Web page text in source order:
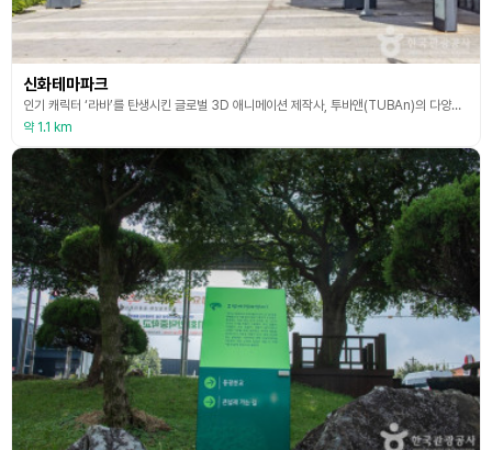
신화테마파크
인기 캐릭터 ‘라바’를 탄생시킨 글로벌 3D 애니메이션 제작사, 투바앤(TUBAn)의 다양한 캐릭터와 스토리가 가득한 신화테마파크는 방문객들에게 흥미롭고 환상적인 하루를 선사한다. 환상적인 여행으로 안내하는 ‘로터리 파크’를 지나, 정글 속 신비한 고대 도시 ‘오스카 뉴월드’를 거쳐, 귀여운 캐릭터와 볼거리 가득한 ‘라바 어드벤처 빌리지’에 다다르는 여정, 12가지 짜릿한 놀이기구와 어트랙션을 즐길 수 있다.
약 1.1 km